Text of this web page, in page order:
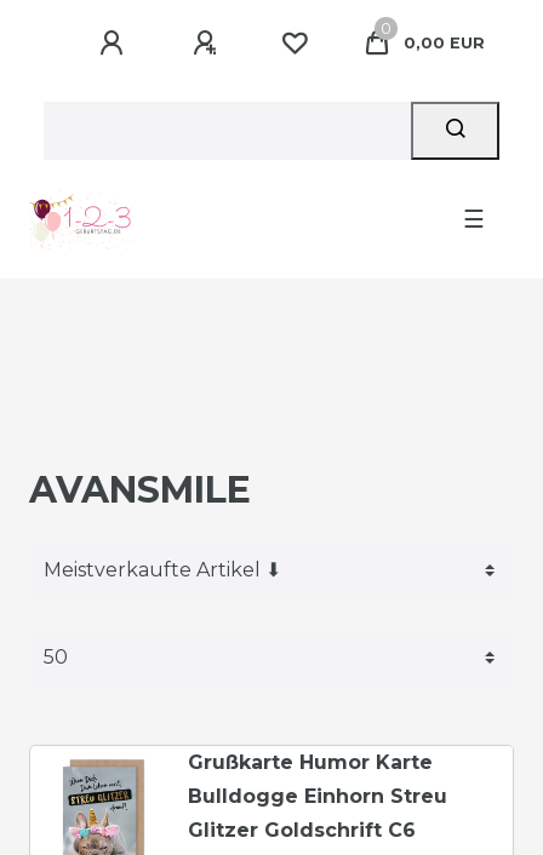
0
0,00 EUR
☰
AVANSMILE
Grußkarte Humor Karte
Bulldogge Einhorn Streu
Glitzer Goldschrift C6